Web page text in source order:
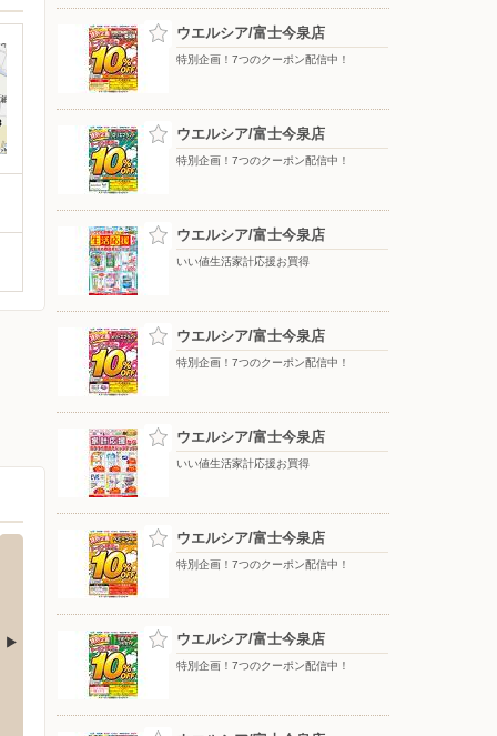
ンモール富士宮店
浅間町1番8号 イオンモール
〒416-0934 静岡県富士市鮫島118-10 イオンタウン富士
ウエルシア/富士今泉店
特別企画！7つのクーポン配信中！
ウエルシア/富士今泉店
特別企画！7つのクーポン配信中！
ウエルシア/富士今泉店
いい値生活家計応援お買得
ウエルシア/富士今泉店
特別企画！7つのクーポン配信中！
ウエルシア/富士今泉店
いい値生活家計応援お買得
ウエルシア/富士今泉店
特別企画！7つのクーポン配信中！
ウエルシア/富士今泉店
特別企画！7つのクーポン配信中！